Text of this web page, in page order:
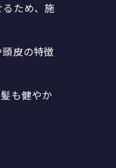
ため、施
皮の特徴
も健やか